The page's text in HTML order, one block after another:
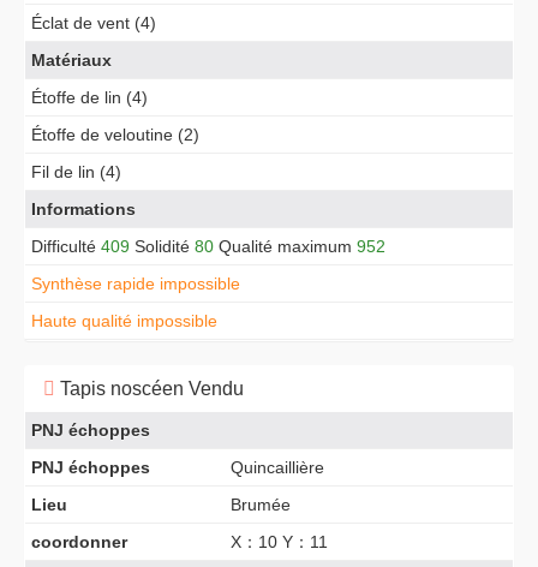
Éclat de vent (4)
Matériaux
Étoffe de lin (4)
Étoffe de veloutine (2)
Fil de lin (4)
Informations
Difficulté 409 Solidité 80 Qualité maximum 952
Synthèse rapide impossible
Haute qualité impossible
Tapis noscéen Vendu
PNJ échoppes
PNJ échoppes
Quincaillière
Lieu
Brumée
coordonner
X：10 Y：11